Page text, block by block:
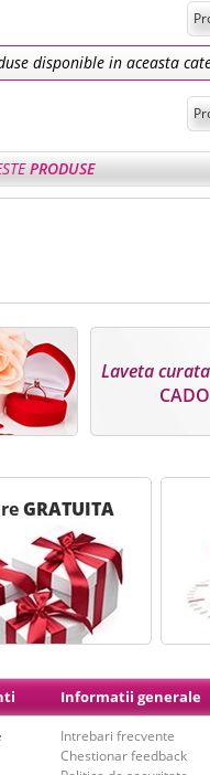
disponible in aceasta
PRODUSE
Laveta
GRATUITA
Informatii generale
Intrebari frecvente
Chestionar feedback